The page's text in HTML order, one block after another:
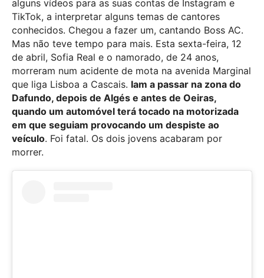
alguns vídeos para as suas contas de Instagram e
TikTok, a interpretar alguns temas de cantores
conhecidos. Chegou a fazer um, cantando Boss AC.
Mas não teve tempo para mais. Esta sexta-feira, 12
de abril, Sofia Real e o namorado, de 24 anos,
morreram num acidente de mota na avenida Marginal
que liga Lisboa a Cascais. Iam a passar na zona do
Dafundo, depois de Algés e antes de Oeiras,
quando um automóvel terá tocado na motorizada
em que seguiam provocando um despiste ao
veículo. Foi fatal. Os dois jovens acabaram por
morrer.